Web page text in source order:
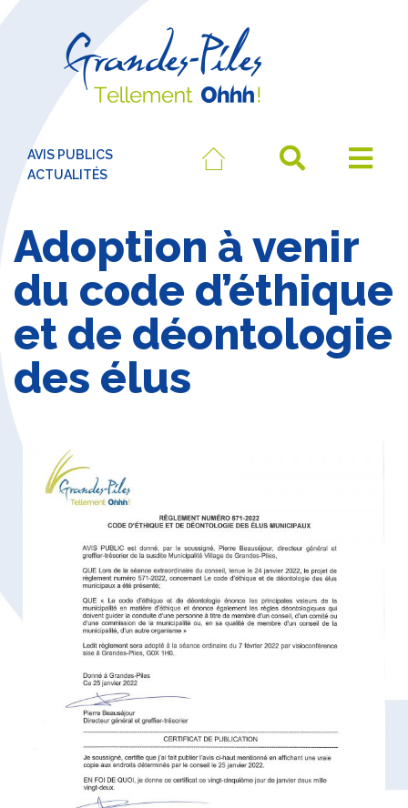
AVIS PUBLICS
ACTUALITÉS
Adoption à venir
du code d’éthique
et de déontologie
des élus